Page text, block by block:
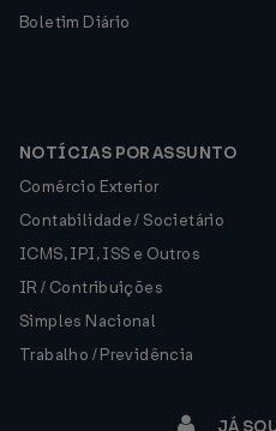
Boletim Diário
NOTÍCIAS POR ASSUNTO
Comércio Exterior
Contabilidade / Societário
ICMS, IPI, ISS e Outros
IR / Contribuições
Simples Nacional
Trabalho / Previdência
JÁ